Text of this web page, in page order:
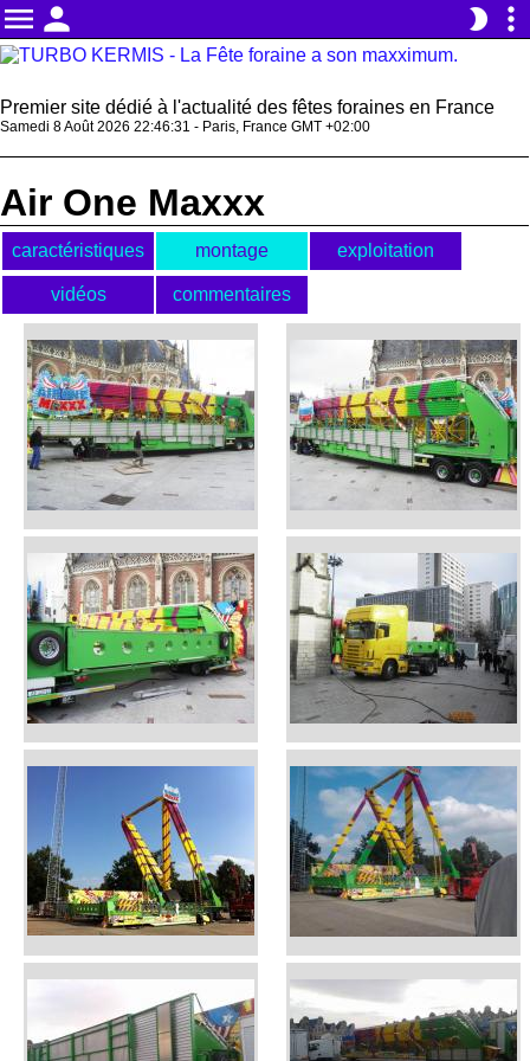
menu person brightness_2 more_vert
Premier site dédié à l'actualité des fêtes foraines en France
Samedi 8 Août 2026 22:46:31 - Paris, France GMT +02:00
Air One Maxxx
caractéristiques montage exploitation
vidéos commentaires